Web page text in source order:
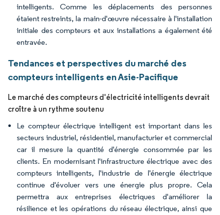
intelligents. Comme les déplacements des personnes
étaient restreints, la main-d'œuvre nécessaire à l'installation
initiale des compteurs et aux installations a également été
entravée.
Tendances et perspectives du marché des
compteurs intelligents en Asie-Pacifique
Le marché des compteurs d'électricité intelligents devrait
croître à un rythme soutenu
Le compteur électrique intelligent est important dans les
secteurs industriel, résidentiel, manufacturier et commercial
car il mesure la quantité d'énergie consommée par les
clients. En modernisant l'infrastructure électrique avec des
compteurs intelligents, l'industrie de l'énergie électrique
continue d'évoluer vers une énergie plus propre. Cela
permettra aux entreprises électriques d'améliorer la
résilience et les opérations du réseau électrique, ainsi que